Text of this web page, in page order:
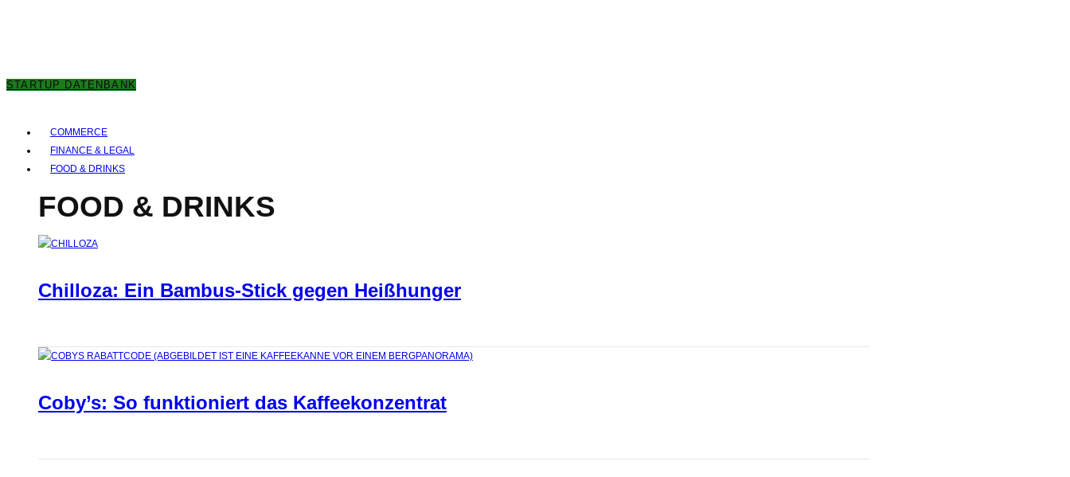
STARTUP DATENBANK
COMMERCE
FINANCE & LEGAL
FOOD & DRINKS
FOOD & DRINKS
Chilloza: Ein Bambus-Stick gegen Heißhunger
Coby’s: So funktioniert das Kaffeekonzentrat